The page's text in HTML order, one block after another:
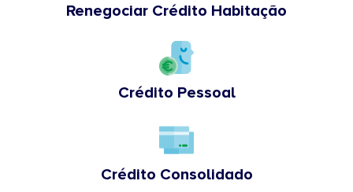
Renegociar Crédito Habitação
Crédito Pessoal
Crédito Consolidado